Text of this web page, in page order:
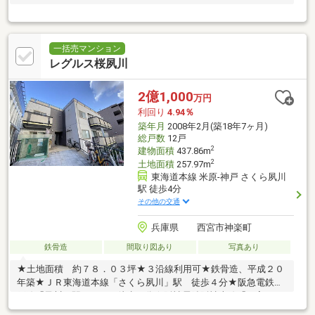
一括売マンション
レグルス桜夙川
2億1,000万円
利回り 4.94％
築年月 2008年2月(築18年7ヶ月)
総戸数12戸
建物面積437.86m2
土地面積257.97m2
東海道本線 米原-神戸 さくら夙川
駅 徒歩4分
その他の交通
兵庫県 西宮市神楽町
鉄骨造 間取り図あり 写真あり
★土地面積 約７８．０３坪★３沿線利用可★鉄骨造、平成２０
年築★ＪＲ東海道本線「さくら夙川」駅 徒歩４分★阪急電鉄神
駅 徒歩１３分